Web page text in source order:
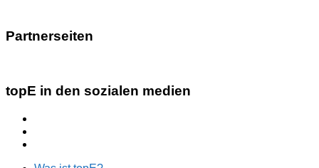
Partnerseiten
topE in den sozialen medien